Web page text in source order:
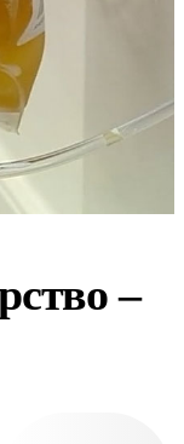
–